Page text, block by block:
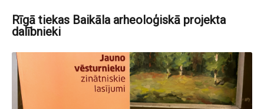
Rīgā tiekas Baikāla arheoloģiskā projekta
dalībnieki